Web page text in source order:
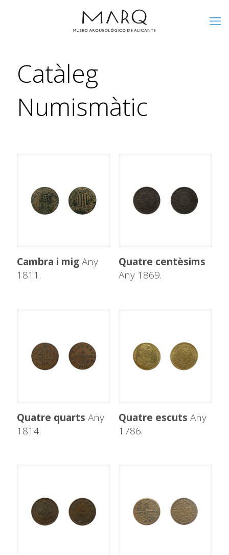
Catàleg
Numismàtic
Cambra i migAny
1811.
Quatre centèsims
Any 1869.
Quatre quarts Any
1814.
Quatre escuts Any
1786.